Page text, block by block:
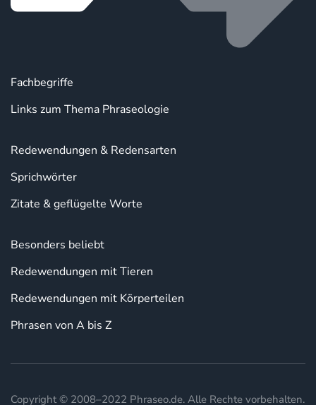
Fachbegriffe
Links zum Thema Phraseologie
Redewendungen & Redensarten
Sprichwörter
Zitate & geflügelte Worte
Besonders beliebt
Redewendungen mit Tieren
Redewendungen mit Körperteilen
Phrasen von A bis Z
Copyright © 2008–2022 Phraseo.de. Alle Rechte vorbehalten.